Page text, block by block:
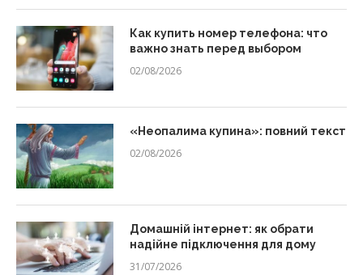
Как купить номер телефона: что
важно знать перед выбором
02/08/2026
«Неопалима купина»: повний текст
02/08/2026
Домашній інтернет: як обрати
надійне підключення для дому
31/07/2026